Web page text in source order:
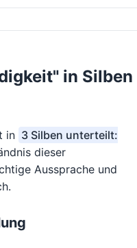
in Silben
in 3 Silben unterteilt:
dieser
Aussprache und